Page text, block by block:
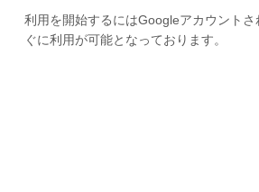
利用を開始するにはGoogleアカウント
ぐに利用が可能となっております。